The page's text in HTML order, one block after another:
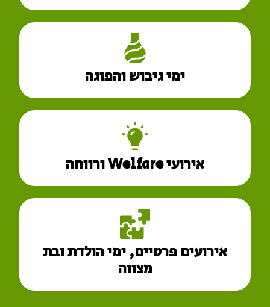
ימי גיבוש והפוגה
אירועי Welfare ורווחה
אירועים פרטיים, ימי הולדת ובת
מצווה